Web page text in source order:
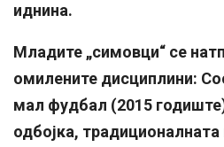
иднина.
Младите „симовци“ се
омилените дисциплини:
мал фудбал (2015
одбојка, традиционалната